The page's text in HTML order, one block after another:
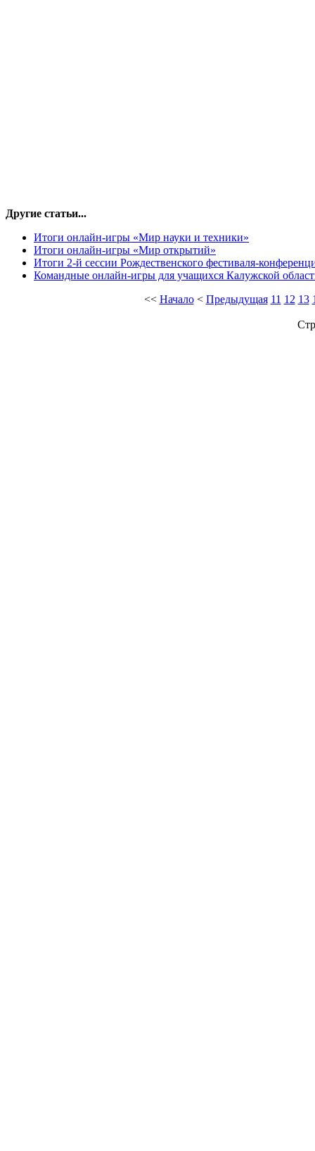
Другие статьи...
Итоги онлайн-игры «Мир науки и техники»
Итоги онлайн-игры «Мир открытий»
Итоги 2-й сессии Рождественского фестиваля-
Командные онлайн-игры для учащихся Калужской
<< Начало< Предыдущая 11 12 13